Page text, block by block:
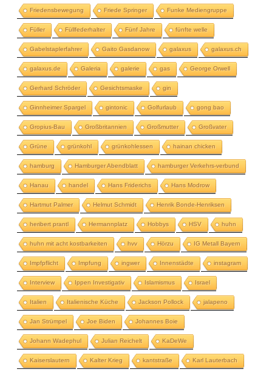
Friedensbewegung Friede Springer Funke Mediengruppe
Füller Füllfederhalter Fünf Jahre fünfte welle
Gabelstaplerfahrer Gaito Gasdanow galaxus galaxus.ch
galaxus.de Galeria galerie gas George Orwell
Gerhard Schröder Gesichtsmaske gin
Ginnheimer Spargel gintonic Golfurlaub gong bao
Gropius-Bau Großbritannien Großmutter Großvater
Grüne grünkohl grünkohlessen hainan chicken
hamburg Hamburger Abendblatt hamburger Verkehrs-verbund
Hanau handel Hans Friderichs Hans Modrow
Hartmut Palmer Helmut Schmidt Henrik Bonde-Henriksen
heribert prantl Hermannplatz Hobbys HSV huhn
huhn mit acht kostbarkeiten hvv Hörzu IG Metall Bayern
Impfpflicht Impfung ingwer Innenstädte instagram
Interview Ippen Investigativ Islamismus Israel
Italien Italienische Küche Jackson Pollock jalapeno
Jan Strümpel Joe Biden Johannes Boie
Johann Wadephul Julian Reichelt KaDeWe
Kaiserslautern Kalter Krieg kantstraße Karl Lauterbach